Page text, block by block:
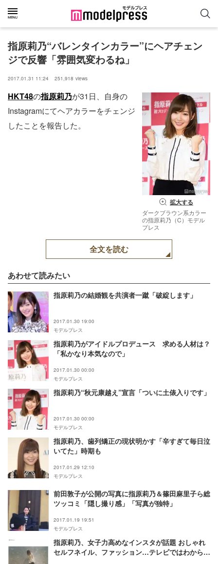
指原莉乃“バレンタインカラー”にヘアチェン
ジで反響「雰囲気変わるね」
2017.01.31 11:24 251,918 views
拡大する
ダークブラウン系カラー
の指原莉乃（C）モデル
プレス
HKT48の指原莉乃が31日、自身の
Instagramにてヘアカラーをチェンジ
したことを報告した。
全文を読む
あわせて読みたい
指原莉乃の結婚観を共演者一蹴「破綻します」
2017.01.30 19:00
モデルプレス
指原莉乃がアイドルプロデュース 求める人材は？
「私かなり本気なので」
2017.01.30 00:00
モデルプレス
指原莉乃“秋元康越え”宣言「ついに土俵入りです」
2017.01.30 00:00
モデルプレス
指原莉乃、歯列矯正の現状明かす「辛すぎて毎日泣
いてた」時期も
2017.01.29 12:10
モデルプレス
前田敦子が公開の写真に指原莉乃＆篠田麻里子ら総
ツッコミ「隠し撮り感」「写真が独特」
2017.01.19 19:51
モデルプレス
指原莉乃、女子力高めなインスタが話題 おしゃれ
セルフネイル、ファッション…テレビではわからな